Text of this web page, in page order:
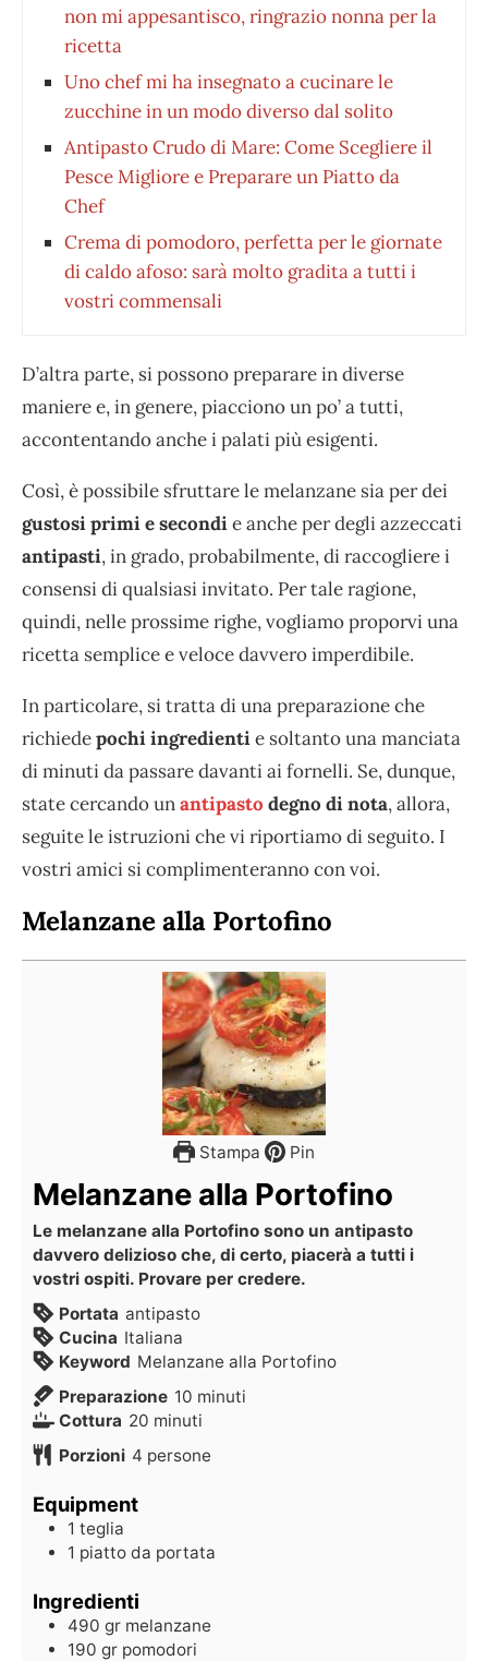
non mi appesantisco, ringrazio nonna per la
ricetta
Uno chef mi ha insegnato a cucinare le
zucchine in un modo diverso dal solito
Antipasto Crudo di Mare: Come Scegliere il
Pesce Migliore e Preparare un Piatto da
Chef
Crema di pomodoro, perfetta per le giornate
di caldo afoso: sarà molto gradita a tutti i
vostri commensali
D’altra parte, si possono preparare in diverse
maniere e, in genere, piacciono un po’ a tutti,
accontentando anche i palati più esigenti.
Così, è possibile sfruttare le melanzane sia per dei
gustosi primi e secondie anche per degli azzeccati
antipasti, in grado, probabilmente, di raccogliere i
consensi di qualsiasi invitato. Per tale ragione,
quindi, nelle prossime righe, vogliamo proporvi una
ricetta semplice e veloce davvero imperdibile.
In particolare, si tratta di una preparazione che
richiedepochi ingredientie soltanto una manciata
di minuti da passare davanti ai fornelli. Se, dunque,
state cercando unantipasto degno di nota, allora,
seguite le istruzioni che vi riportiamo di seguito. I
vostri amici si complimenteranno con voi.
Melanzane alla Portofino
Stampa Pin
Melanzane alla Portofino
Le melanzane alla Portofino sono un antipasto
davvero delizioso che, di certo, piacerà a tutti i
vostri ospiti. Provare per credere.
Portata antipasto
Cucina Italiana
Keyword Melanzane alla Portofino
Preparazione 10 minuti
Cottura 20 minuti
Porzioni 4 persone
Equipment
1 teglia
1 piatto da portata
Ingredienti
490 gr melanzane
190 gr pomodori